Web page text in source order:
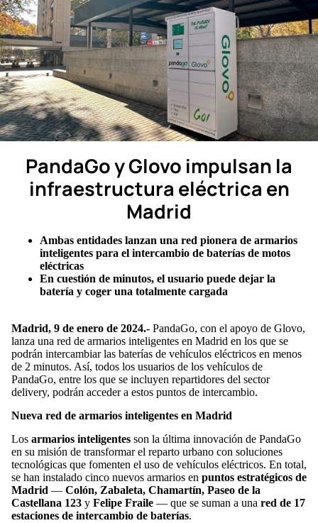
PandaGo y Glovo impulsan la
infraestructura eléctrica en
Madrid
Ambas entidades lanzan una red pionera de armarios
inteligentes para el intercambio de baterías de motos
eléctricas
En cuestión de minutos, el usuario puede dejar la
batería y coger una totalmente cargada
Madrid, 9 de enero de 2024.- PandaGo, con el apoyo de Glovo,
lanza una red de armarios inteligentes en Madrid en los que se
podrán intercambiar las baterías de vehículos eléctricos en menos
de 2 minutos. Así, todos los usuarios de los vehículos de
PandaGo, entre los que se incluyen repartidores del sector
delivery, podrán acceder a estos puntos de intercambio.
Nueva red de armarios inteligentes en Madrid
Los armarios inteligentes son la última innovación de PandaGo
en su misión de transformar el reparto urbano con soluciones
tecnológicas que fomenten el uso de vehículos eléctricos. En total,
se han instalado cinco nuevos armarios en puntos estratégicos de
Madrid — Colón, Zabaleta, Chamartín, Paseo de la
Castellana 123 y Felipe Fraile — que se suman a una red de 17
estaciones de intercambio de baterías.